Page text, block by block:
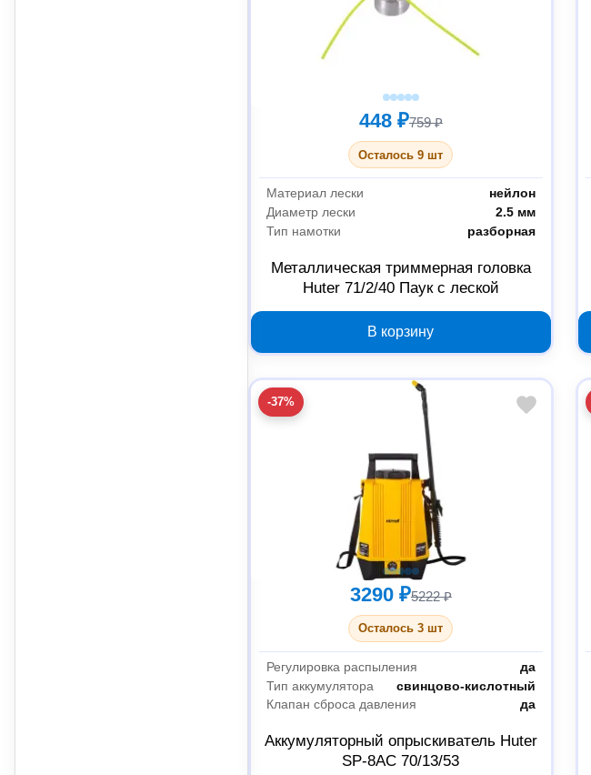
448 ₽759 ₽
Осталось 9 шт
Материал лески
нейлон
Диаметр лески
2.5 мм
Тип намотки
разборная
Металлическая триммерная головка
Huter 71/2/40 Паук с леской
В корзину
-37%
3290 ₽5222 ₽
Осталось 3 шт
Регулировка распыления
да
Тип аккумулятора
свинцово-кислотный
Клапан сброса давления
да
Аккумуляторный опрыскиватель Huter
SP-8AC 70/13/53